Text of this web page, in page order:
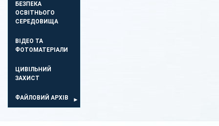
БЕЗПЕКА
ОСВIТНЬОГО
СЕРЕДОВИЩА
ВІДЕО ТА
ФОТОМАТЕРІАЛИ
ЦИВІЛЬНИЙ
ЗАХИСТ
ФАЙЛОВИЙ АРХІВ